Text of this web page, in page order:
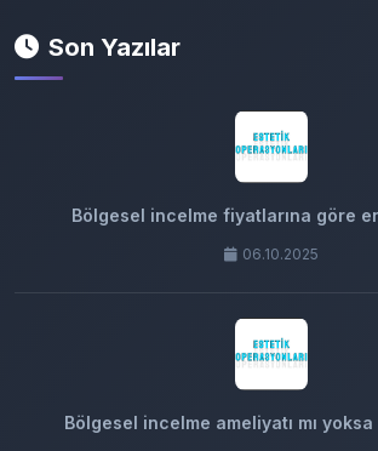
Son Yazılar
Bölgesel incelme fiyatlarına göre
06.10.2025
Bölgesel incelme ameliyatı mı yoksa